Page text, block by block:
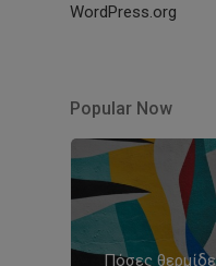
WordPress.org
Popular Now
Πόσες